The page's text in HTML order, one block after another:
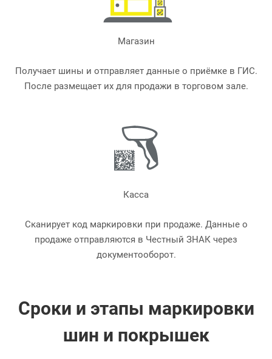
Магазин
Получает шины и отправляет данные о приёмке в ГИС.
После размещает их для продажи в торговом зале.
Касса
Сканирует код маркировки при продаже. Данные о
продаже отправляются в Честный ЗНАК через
документооборот.
Сроки и этапы маркировки
шин и покрышек